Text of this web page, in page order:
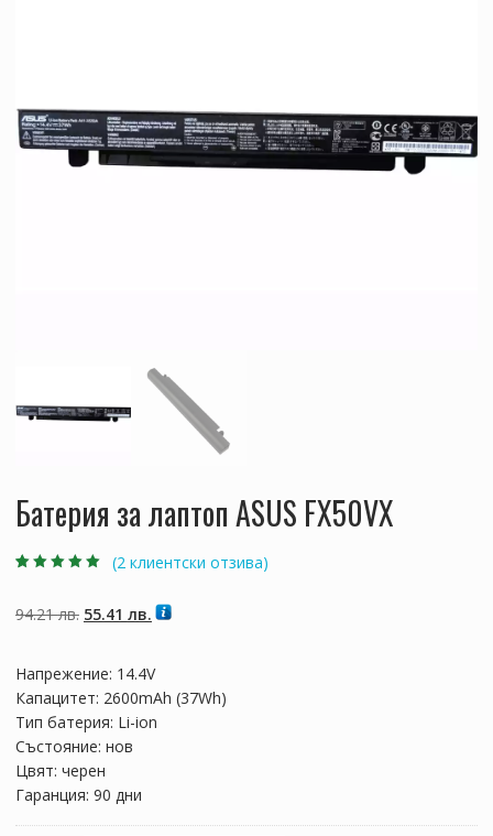
Батерия за лаптоп ASUS FX50VX
потребителски
оценки
(2 клиентски отзива)
94.21лв. Original
94.21 лв..
55.41 лв.Текущата
55.41 лв..
Напрежение: 14.4V
Капацитет: 2600mAh (37Wh)
Тип батерия: Li-ion
Състояние: нов
Цвят: черен
Гаранция: 90 дни